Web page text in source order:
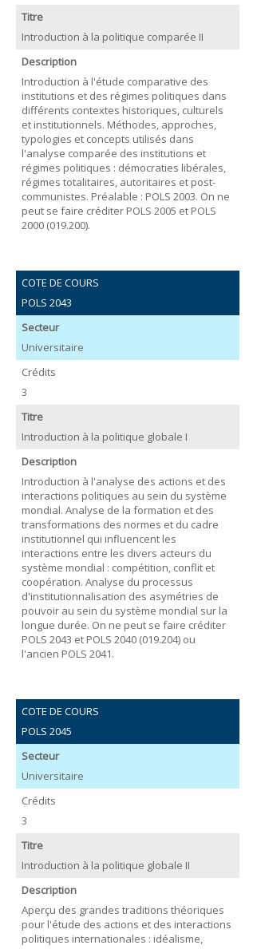
Titre
Introduction à la politique comparée II
Description
Introduction à l'étude comparative des
institutions et des régimes politiques dans
différents contextes historiques, culturels
et institutionnels. Méthodes, approches,
typologies et concepts utilisés dans
l'analyse comparée des institutions et
régimes politiques : démocraties libérales,
régimes totalitaires, autoritaires et post-
communistes. Préalable : POLS 2003. On ne
peut se faire créditer POLS 2005 et POLS
2000 (019.200).
COTE DE COURS
POLS 2043
Secteur
Universitaire
Crédits
3
Titre
Introduction à la politique globale I
Description
Introduction à l'analyse des actions et des
interactions politiques au sein du système
mondial. Analyse de la formation et des
transformations des normes et du cadre
institutionnel qui influencent les
interactions entre les divers acteurs du
système mondial : compétition, conflit et
coopération. Analyse du processus
d'institutionnalisation des asymétries de
pouvoir au sein du système mondial sur la
longue durée. On ne peut se faire créditer
POLS 2043 et POLS 2040 (019.204) ou
l'ancien POLS 2041.
COTE DE COURS
POLS 2045
Secteur
Universitaire
Crédits
3
Titre
Introduction à la politique globale II
Description
Aperçu des grandes traditions théoriques
pour l'étude des actions et des interactions
politiques internationales : idéalisme,